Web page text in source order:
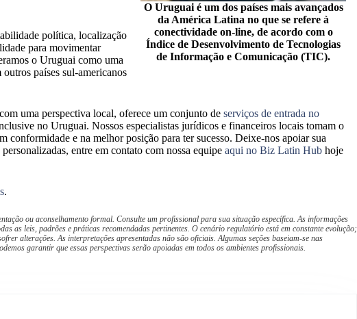
O Uruguai é um dos países mais avançados
da América Latina no que se refere à
conectividade on-line, de acordo com o
Índice de Desenvolvimento de Tecnologias
de Informação e Comunicação (TIC).
política, localização
para movimentar
o Uruguai como uma
países sul-americanos
uma perspectiva local, oferece um conjunto de serviços de entrada no
no Uruguai. Nossos especialistas jurídicos e financeiros locais tomam o
conformidade e na melhor posição para ter sucesso. Deixe-nos apoiar sua
entre em contato com nossa equipe aqui no Biz Latin Hub hoje
.
ou aconselhamento formal. Consulte um profissional para sua situação específica. As informações
as leis, padrões e práticas recomendadas pertinentes. O cenário regulatório está em constante evolução;
alterações. As interpretações apresentadas não são oficiais. Algumas seções baseiam-se nas
garantir que essas perspectivas serão apoiadas em todos os ambientes profissionais.